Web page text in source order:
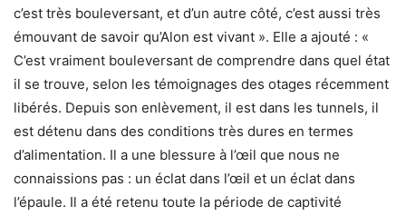
c’est très bouleversant, et d’un autre côté, c’est aussi très
émouvant de savoir qu’Alon est vivant ». Elle a ajouté : «
C’est vraiment bouleversant de comprendre dans quel état
il se trouve, selon les témoignages des otages récemment
libérés. Depuis son enlèvement, il est dans les tunnels, il
est détenu dans des conditions très dures en termes
d’alimentation. Il a une blessure à l’œil que nous ne
connaissions pas : un éclat dans l’œil et un éclat dans
l’épaule. Il a été retenu toute la période de captivité